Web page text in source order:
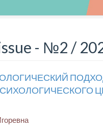
- №2 /